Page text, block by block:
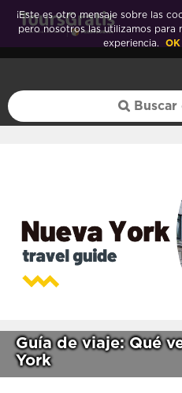
Guía de viaje: Qué
York
¡Este es otro mensaje sobre las
pero nosotros las utilizamos para
experiencia.
OK